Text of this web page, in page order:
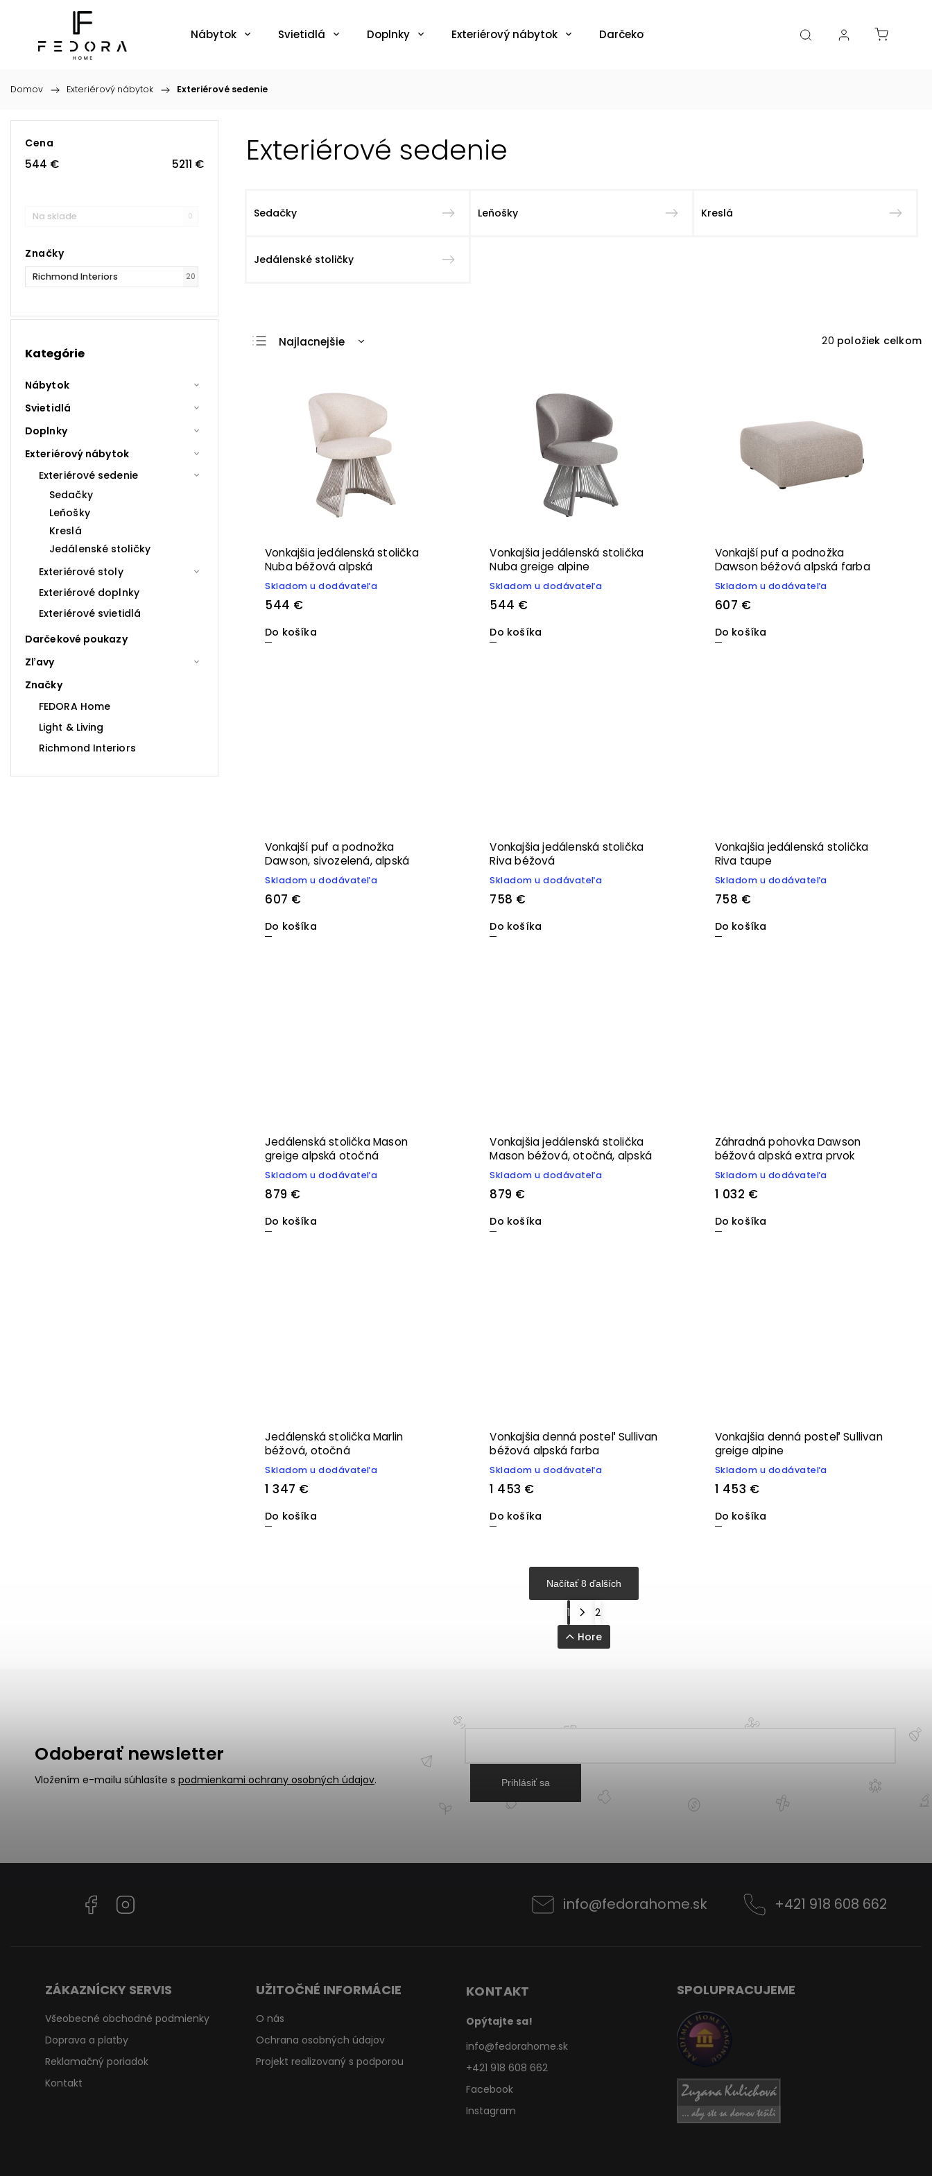
Nábytok Svietidlá Doplnky Exteriérový nábytok Darčekové poukazy Katalógy Blogy
Domov / Exteriérový nábytok / Exteriérové sedenie
Cena
544 € 5211 €
Na sklade 0
Značky
Richmond Interiors 20
Kategórie
Nábytok
Svietidlá
Doplnky
Exteriérový nábytok
Exteriérové sedenie
Sedačky
Leňošky
Kreslá
Jedálenské stoličky
Exteriérové stoly
Exteriérové doplnky
Exteriérové svietidlá
Darčekové poukazy
Zľavy
Značky
FEDORA Home
Light & Living
Richmond Interiors
Exteriérové sedenie
Sedačky Leňošky Kreslá
Jedálenské stoličky
Najlacnejšie
Abecedne
20 položiek celkom
Vonkajšia jedálenská stolička
Nuba béžová alpská
Skladom u dodávateľa
544 €
Do košíka
Vonkajšia jedálenská stolička
Nuba greige alpine
Skladom u dodávateľa
544 €
Do košíka
Vonkajší puf a podnožka
Dawson béžová alpská farba
Skladom u dodávateľa
607 €
Do košíka
Vonkajší puf a podnožka
Dawson, sivozelená, alpská
Skladom u dodávateľa
607 €
Do košíka
Vonkajšia jedálenská stolička
Riva béžová
Skladom u dodávateľa
758 €
Do košíka
Vonkajšia jedálenská stolička
Riva taupe
Skladom u dodávateľa
758 €
Do košíka
Jedálenská stolička Mason
greige alpská otočná
Skladom u dodávateľa
879 €
Do košíka
Vonkajšia jedálenská stolička
Mason béžová, otočná, alpská
Skladom u dodávateľa
879 €
Do košíka
Záhradná pohovka Dawson
béžová alpská extra prvok
Skladom u dodávateľa
1 032 €
Do košíka
Jedálenská stolička Marlin
béžová, otočná
Skladom u dodávateľa
1 347 €
Do košíka
Vonkajšia denná posteľ Sullivan
béžová alpská farba
Skladom u dodávateľa
1 453 €
Do košíka
Vonkajšia denná posteľ Sullivan
greige alpine
Skladom u dodávateľa
1 453 €
Do košíka
Načítať 8 ďalších
1
2
Hore
Odoberať newsletter
Vložením e-mailu súhlasíte s podmienkami ochrany osobných údajov. Prihlásiť sa
Facebook info@fedorahome.sk +421 918 608 662
ZÁKAZNÍCKY SERVIS
Všeobecné obchodné podmienky
Doprava a platby
Reklamačný poriadok
Kontakt
UŽITOČNÉ INFORMÁCIE
O nás
Ochrana osobných údajov
Projekt realizovaný s podporou
KONTAKT
Opýtajte sa!
info@fedorahome.sk
+421 918 608 662
Facebook
Instagram
SPOLUPRACUJEME